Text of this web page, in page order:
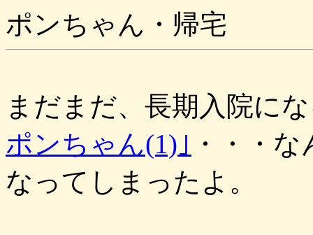
ポンちゃん・帰宅
まだまだ、長期入院に
ポンちゃん(1)｣ ・・・
なってしまったよ。